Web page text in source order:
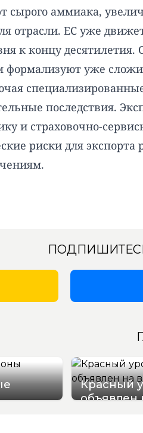
сырого аммиака,
отрасли. ЕС уже
к концу
формализуют уже
последствия.
и страховочно-
риски для
Красный
объявлен